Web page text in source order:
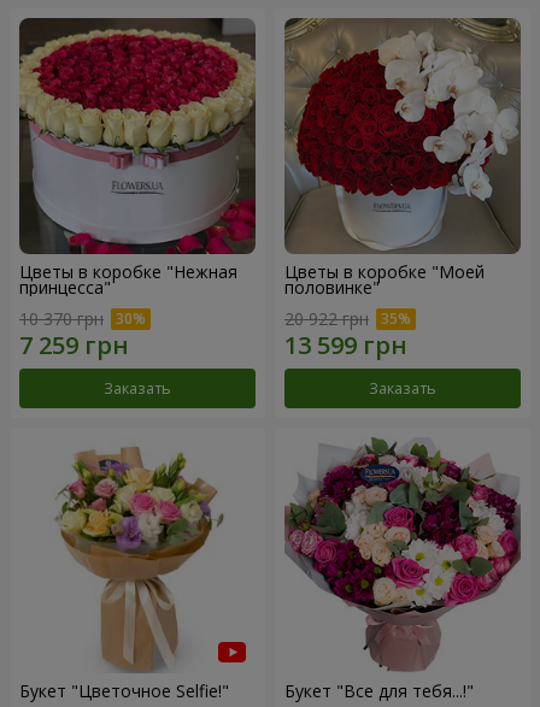
Цветы в коробке "Нежная
принцесса"
10 370 грн
Заказать
Цветы в коробке "Моей
половинке"
20 922 грн
Заказать
Букет "Цветочное Selfie!" Букет "Все для тебя...!"